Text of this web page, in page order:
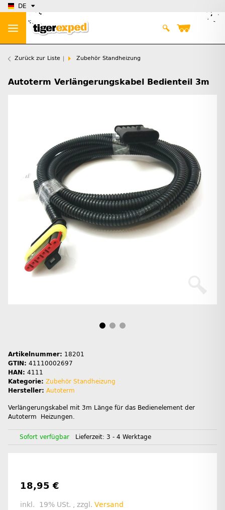
DE
Zurück zur Liste Zubehör Standheizung
Autoterm Verlängerungskabel Bedienteil 3m
Artikelnummer: 18201
GTIN: 41110002697
HAN: 4111
Kategorie: Zubehör Standheizung
Hersteller: Autoterm
Verlängerungskabel mit 3m Länge für das Bedienelement der
Autoterm Heizungen.
Sofort verfügbar Lieferzeit: 3 - 4 Werktage
18,95 €
inkl. 19% USt. , zzgl. Versand